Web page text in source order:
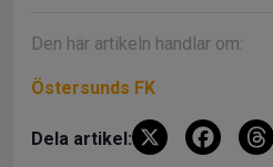
Den här artikeln handlar om:
Östersunds FK
Dela artikel: X
F